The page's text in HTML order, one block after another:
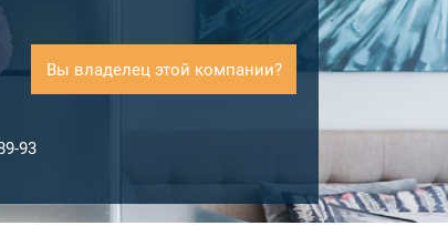
Вы владелец этой компании?
93